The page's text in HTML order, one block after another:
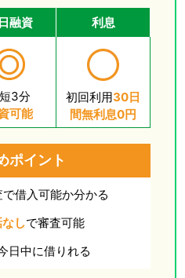
融資 利息
3分
可能
初回利用30日
間無利息0円
ポイント
借入可能か分かる
しで審査可能
日中に借りれる